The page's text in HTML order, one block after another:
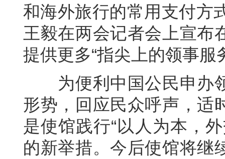
和海外旅行的常用支付方
王毅在两会记者会上宣布
提供更多“指尖上的领事服
为便利中国公民申办领
形势，回应民众呼声，适
是使馆践行“以人为本，
的新举措。今后使馆将继